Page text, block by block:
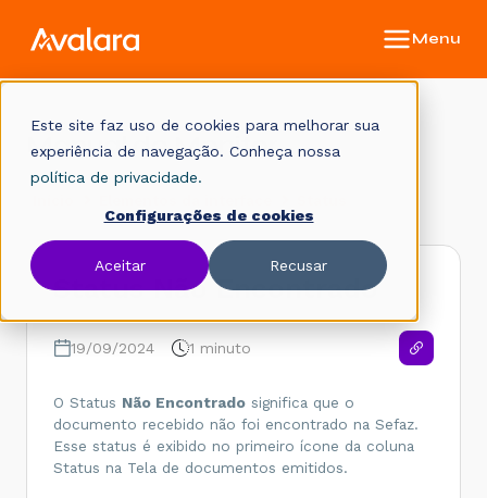
Este site faz uso de cookies para melhorar sua
experiência de navegação. Conheça nossa
política de privacidade.
Configurações de cookies
Aceitar Recusar
Manual do Monitor
Status Não Encontrado
19/09/2024 1 minuto
O Status Não Encontrado significa que o
documento recebido não foi encontrado na Sefaz.
Esse status é exibido no primeiro ícone da coluna
Status na Tela de documentos emitidos.